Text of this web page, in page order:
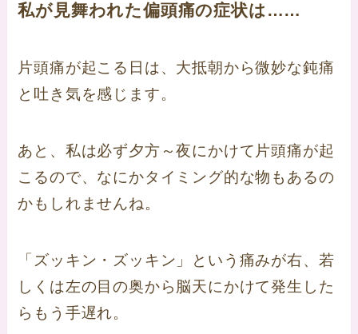
私が見舞われた偏頭痛の症状は……
片頭痛が起こる日は、大抵朝から微妙な鈍痛
と吐き気を感じます。
あと、私は必ず夕方～夜にかけて片頭痛が起
こるので、なにかタイミング的な物もあるの
かもしれませんね。
「ズッキン・ズッキン」という痛みが右、若
しくは左の目の奥から脳天にかけて発生した
らもう手遅れ。